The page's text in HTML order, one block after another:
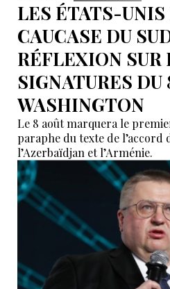
LES ÉTATS-UNIS
CAUCASE DU
RÉFLEXION SUR
SIGNATURES DU
WASHINGTON
Le 8 août marquera le
paraphe du texte de l’accord
l’Azerbaïdjan et l’Arménie.